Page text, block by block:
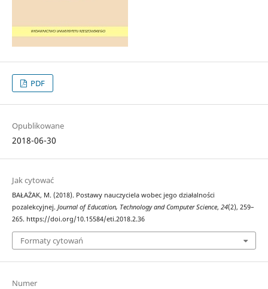
PDF
Opublikowane
2018-06-30
Jak cytować
BAŁAŻAK, M. (2018). Postawy nauczyciela wobec jego działalności
pozalekcyjnej. Journal of Education, Technology and Computer Science, 24(2), 259–
265. https://doi.org/10.15584/eti.2018.2.36
Formaty cytowań
Numer